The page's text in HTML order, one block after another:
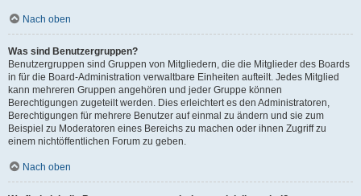
Nach oben
Was sind Benutzergruppen?
Benutzergruppen sind Gruppen von Mitgliedern, die die Mitglieder des Boards
in für die Board-Administration verwaltbare Einheiten aufteilt. Jedes Mitglied
kann mehreren Gruppen angehören und jeder Gruppe können
Berechtigungen zugeteilt werden. Dies erleichtert es den Administratoren,
Berechtigungen für mehrere Benutzer auf einmal zu ändern und sie zum
Beispiel zu Moderatoren eines Bereichs zu machen oder ihnen Zugriff zu
einem nichtöffentlichen Forum zu geben.
Nach oben